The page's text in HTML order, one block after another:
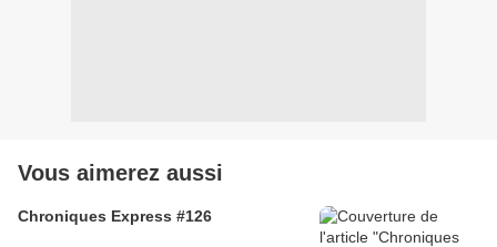
Vous aimerez aussi
Chroniques Express #126